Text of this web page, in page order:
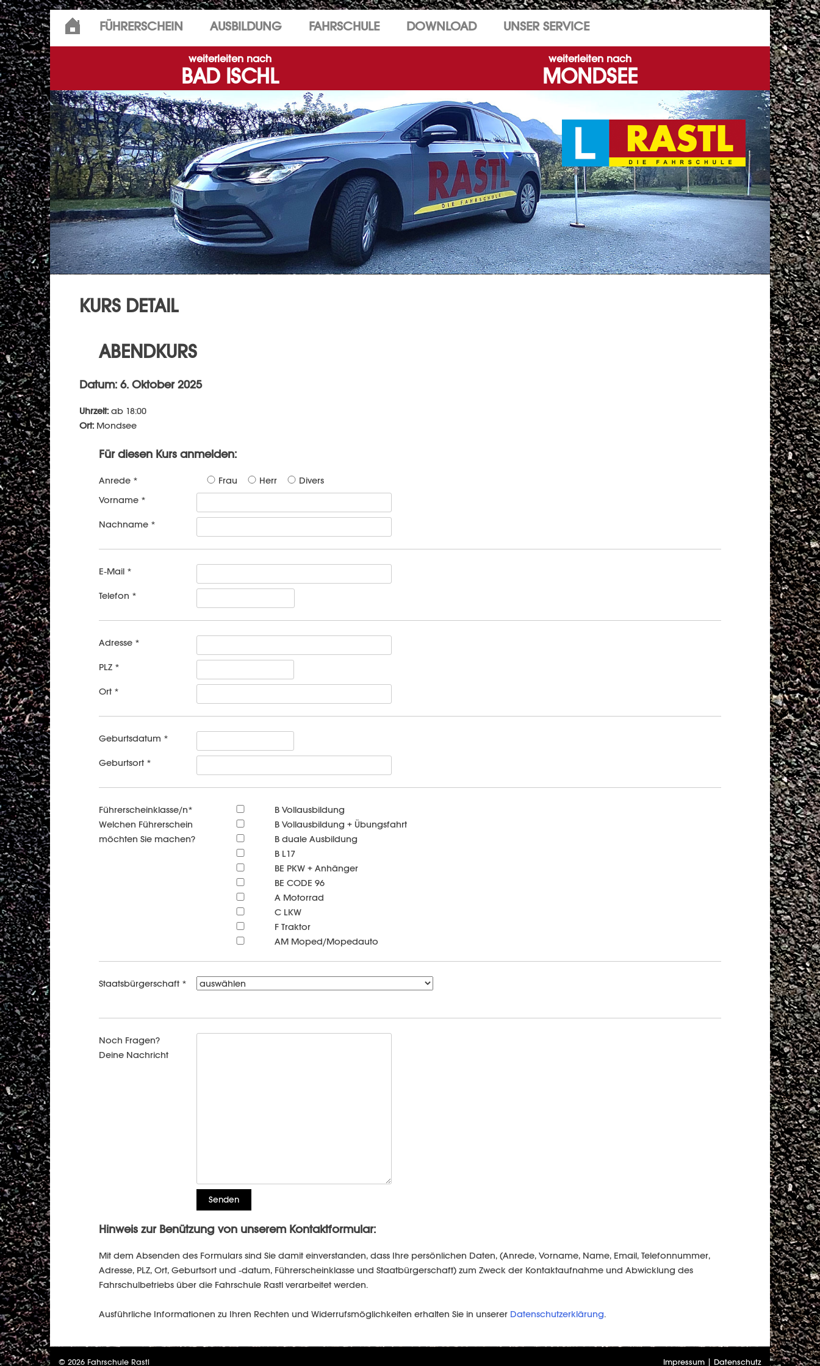
Skip
to
content
FÜHRERSCHEIN AUSBILDUNG FAHRSCHULE DOWNLOAD UNSER SERVICE
weiterleiten nach
BAD ISCHL
weiterleiten nach
MONDSEE
KURS DETAIL
ABENDKURS
Datum: 6. Oktober 2025
Uhrzeit: ab 18:00
Ort: Mondsee
Für diesen Kurs anmelden:
Anrede * Frau Herr
Divers
Vorname *
Nachname *
E-Mail *
Telefon *
Adresse *
PLZ *
Ort *
Geburtsdatum *
Geburtsort *
Führerscheinklasse/n*
Welchen Führerschein
möchten Sie machen?
B Vollausbildung
B Vollausbildung + Übungsfahrt
B duale Ausbildung
B L17
BE PKW + Anhänger
BE CODE 96
A Motorrad
C LKW
F Traktor
AM Moped/Mopedauto
Staatsbürgerschaft *
Noch Fragen?
Deine Nachricht
Hinweis zur Benützung von unserem Kontaktformular:
Mit dem Absenden des Formulars sind Sie damit einverstanden, dass Ihre persönlichen Daten, (Anrede, Vorname, Name, Email, Telefonnummer,
Adresse, PLZ, Ort, Geburtsort und -datum, Führerscheinklasse und Staatbürgerschaft) zum Zweck der Kontaktaufnahme und Abwicklung des
Fahrschulbetriebs über die Fahrschule Rastl verarbeitet werden.
Ausführliche Informationen zu Ihren Rechten und Widerrufsmöglichkeiten erhalten Sie in unserer Datenschutzerklärung.
© 2026 Fahrschule Rastl Impressum| Datenschutz